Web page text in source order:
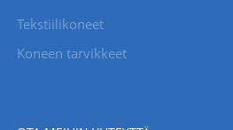
Tekstiilikoneet
Koneen tarvikkeet